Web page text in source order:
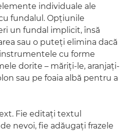
individuale ale
fundalul. Opţiunile
un fundal implicit, însă
sau o puteţi elimina dacă
cu forme
dorite – măriţi-le, aranjaţi-
sau pe foaia albă pentru a
Fie editaţi textul
nevoi, fie adăugaţi frazele